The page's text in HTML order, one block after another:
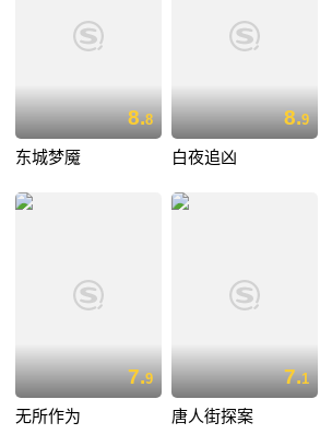
8.8
东城梦魇
8.9
白夜追凶
7.9
无所作为
7.1
唐人街探案